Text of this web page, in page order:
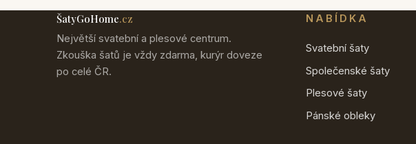
ŠatyGoHome.cz
Největší svatební a plesové centrum.
Zkouška šatů je vždy zdarma, kurýr doveze
po celé ČR.
NABÍDKA
Svatební šaty
Společenské šaty
Plesové šaty
Pánské obleky